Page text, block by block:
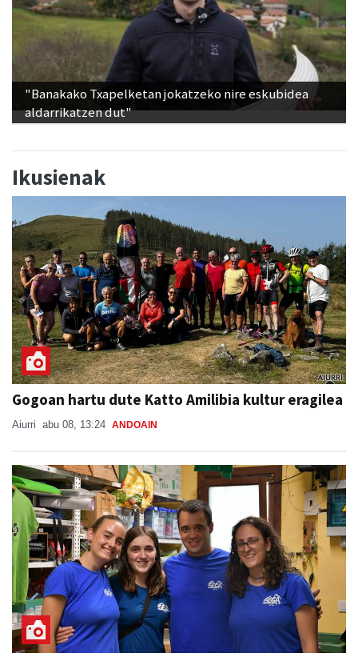
"Banakako Txapelketan jokatzeko nire eskubidea
aldarrikatzen dut"
Ikusienak
Gogoan hartu dute Katto Amilibia kultur eragilea
Aiurri abu 08, 13:24 ANDOAIN